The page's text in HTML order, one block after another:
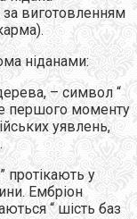
виготовленням
ніданами:
– символ “
першого моменту
уявлень,
протікають у
Ембріон
“ шість баз